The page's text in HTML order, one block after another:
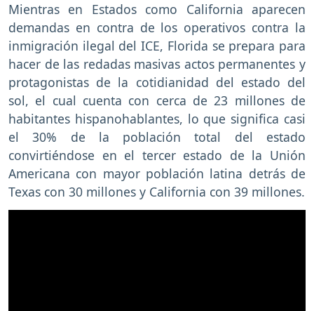
Mientras en Estados como California aparecen
demandas en contra de los operativos contra la
inmigración ilegal del ICE, Florida se prepara para
hacer de las redadas masivas actos permanentes y
protagonistas de la cotidianidad del estado del
sol, el cual cuenta con cerca de 23 millones de
habitantes hispanohablantes, lo que significa casi
el 30% de la población total del estado
convirtiéndose en el tercer estado de la Unión
Americana con mayor población latina detrás de
Texas con 30 millones y California con 39 millones.